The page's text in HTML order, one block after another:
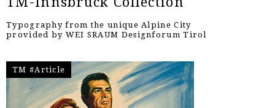
Typography from the unique Alpine City
provided by WEI SRAUM Designforum Tirol
TM #Article